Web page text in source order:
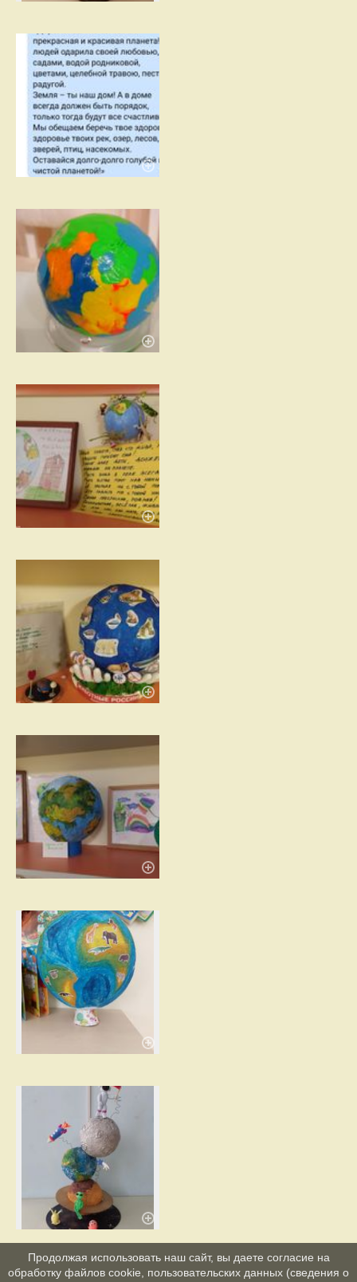
Продолжая использовать наш сайт, вы даете согласие на
обработку файлов cookie, пользовательских данных (сведения о